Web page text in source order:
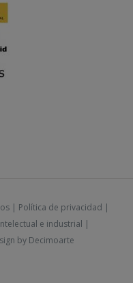
| Política de privacidad |
e industrial |
by Decimoarte